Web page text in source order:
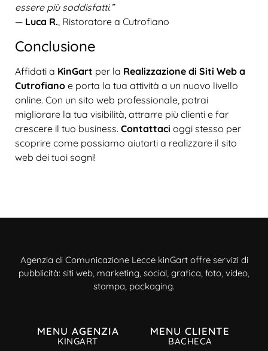
essere più soddisfatti.”
— Luca R., Ristoratore a Cutrofiano
Conclusione
Affidati a KinGart per la Realizzazione di Siti Web a
Cutrofiano e porta la tua attività a un nuovo livello
online. Con un sito web professionale, potrai
migliorare la tua visibilità, attrarre più clienti e far
crescere il tuo business. Contattaci oggi stesso per
scoprire come possiamo aiutarti a realizzare il sito
web dei tuoi sogni!
Agenzia di Comunicazione Lecce kinGart offre servizi di
pubblicità: siti web, marketing, social, grafica, foto, video,
stampa, packaging.
MENU AGENZIA
KINGART
MENU CLIENTE
BACHECA